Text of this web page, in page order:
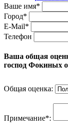
Ваше имя*
Город*
E-Mail*
Телефон
Ваша общая
господ Фокиных
Общая оценка:
Примечание*: